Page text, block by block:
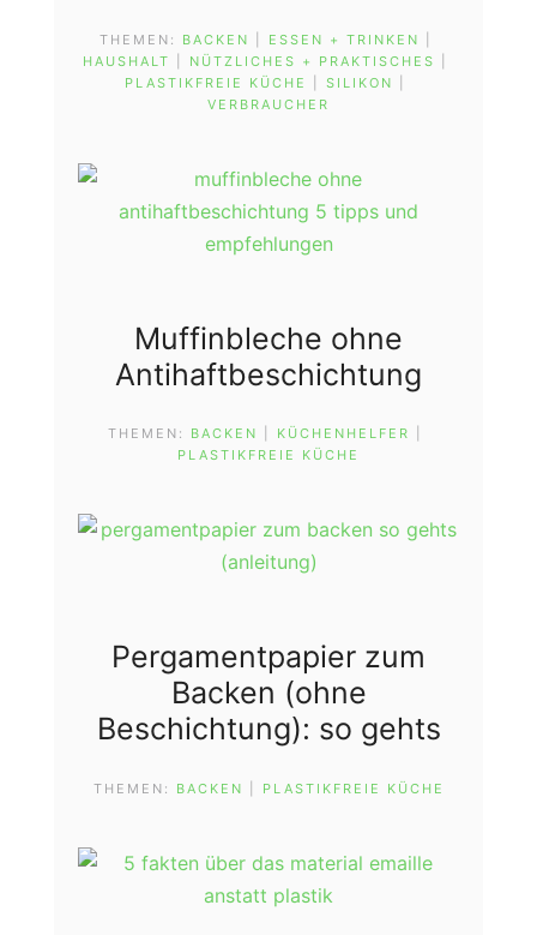
THEMEN: BACKEN ESSEN + TRINKEN
HAUSHALT
NÜTZLICHES + PRAKTISCHES
PLASTIKFREIE KÜCHE
SILIKON
VERBRAUCHER
Muffinbleche ohne
Antihaftbeschichtung
THEMEN: BACKEN KÜCHENHELFER
PLASTIKFREIE KÜCHE
Pergamentpapier zum
Backen (ohne
Beschichtung): so gehts
THEMEN: BACKEN PLASTIKFREIE KÜCHE